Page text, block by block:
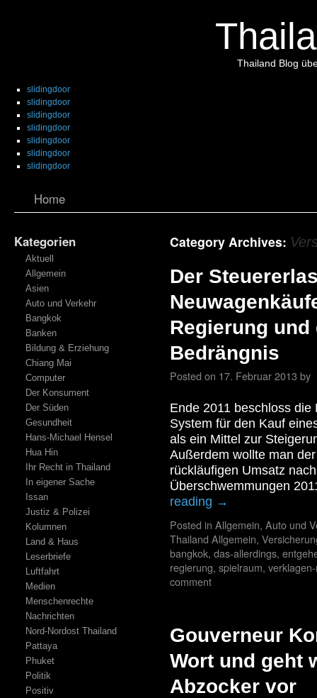
Thailand Blog
slidingdoor
slidingdoor
slidingdoor
slidingdoor
slidingdoor
slidingdoor
slidingdoor
Home
Kategorien
Aktuell
Allgemein
Asien
Auto und Verkehr
Bangkok
Banken
Bildung & Erziehung
Chiang Mai
Computer
Der Konsument
Der Süden
Gesundheit
Hans-Michael Hensel
Hua Hin
Ihr Recht in Thailand
In eigener Sache
Issan
Justiz & Polizei
Kolumnen
Land & Haus
Leserbriefe
Luftfahrt
Medien
Menschenrechte
Nachrichten
Nord-Nordost Thailand
Pattaya
Phuket
Politik
Positiv
Category Archives:
Der
Regierung
Bedrängnis
Posted on 17. Februar 2013 by
Ende 2011 beschloss
System für den Kauf
als ein Mittel zur
Außerdem wollte man
rückläufigen Umsatz
Überschwemmungen
reading →
Posted in Allgemein, Auto und
Thailand Allgemein,
bangkok, das-allerdings,
regierung, spielraum,
comment
Gouverneur
Wort und geht
Abzocker vor